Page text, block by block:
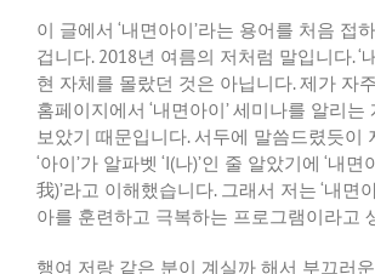
이 글에서 ‘내면아이’라는 용어를 처음 접
겁니다. 2018년 여름의 저처럼 말입니다. ‘
현 자체를 몰랐던 것은 아닙니다.제가 자
홈페이지에서 ‘내면아이’세미나를 알리는
보았기 때문입니다. 서두에 말씀드렸듯이
‘아이’가 알파벳 ‘I(나)’인 줄 알았기에 ‘내면
我)’라고 이해했습니다. 그래서 저는 ‘내면
아를 훈련하고 극복하는 프로그램이라고
행여 저랑 같은 분이 계실까 해서 부끄러